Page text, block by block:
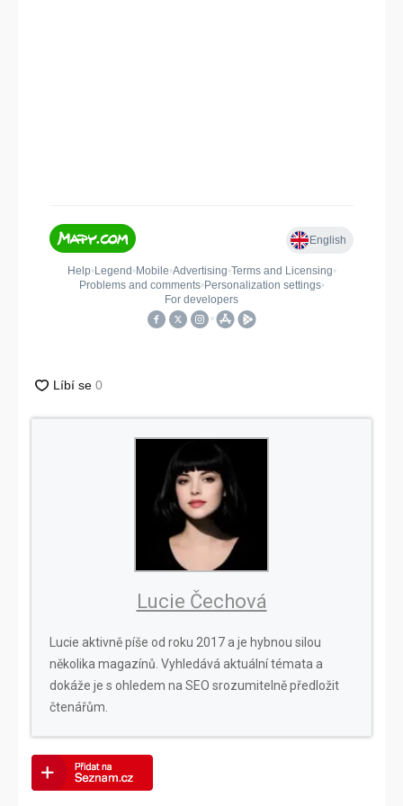
Lucie Čechová
Lucie aktivně píše od roku 2017 a je hybnou silou
několika magazínů. Vyhledává aktuální témata a
dokáže je s ohledem na SEO srozumitelně předložit
čtenářům.